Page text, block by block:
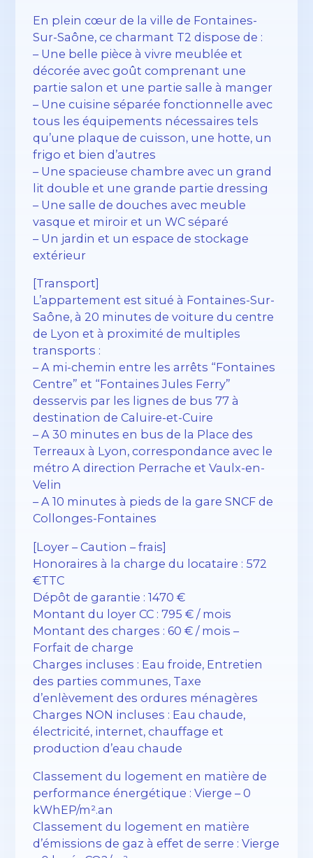
En plein cœur de la ville de Fontaines-
Sur-Saône, ce charmant T2 dispose de :
– Une belle pièce à vivre meublée et
décorée avec goût comprenant une
partie salon et une partie salle à manger
– Une cuisine séparée fonctionnelle avec
tous les équipements nécessaires tels
qu’une plaque de cuisson, une hotte, un
frigo et bien d’autres
– Une spacieuse chambre avec un grand
lit double et une grande partie dressing
– Une salle de douches avec meuble
vasque et miroir et un WC séparé
– Un jardin et un espace de stockage
extérieur
[Transport]
L’appartement est situé à Fontaines-Sur-
Saône, à 20 minutes de voiture du centre
de Lyon et à proximité de multiples
transports :
– A mi-chemin entre les arrêts “Fontaines
Centre” et “Fontaines Jules Ferry”
desservis par les lignes de bus 77 à
destination de Caluire-et-Cuire
– A 30 minutes en bus de la Place des
Terreaux à Lyon, correspondance avec le
métro A direction Perrache et Vaulx-en-
Velin
– A 10 minutes à pieds de la gare SNCF de
Collonges-Fontaines
[Loyer – Caution – frais]
Honoraires à la charge du locataire : 572
€TTC
Dépôt de garantie : 1470 €
Montant du loyer CC : 795 € / mois
Montant des charges : 60 € / mois –
Forfait de charge
Charges incluses : Eau froide, Entretien
des parties communes, Taxe
d’enlèvement des ordures ménagères
Charges NON incluses : Eau chaude,
électricité, internet, chauffage et
production d’eau chaude
Classement du logement en matière de
performance énergétique : Vierge – 0
kWhEP/m².an
Classement du logement en matière
d’émissions de gaz à effet de serre : Vierge